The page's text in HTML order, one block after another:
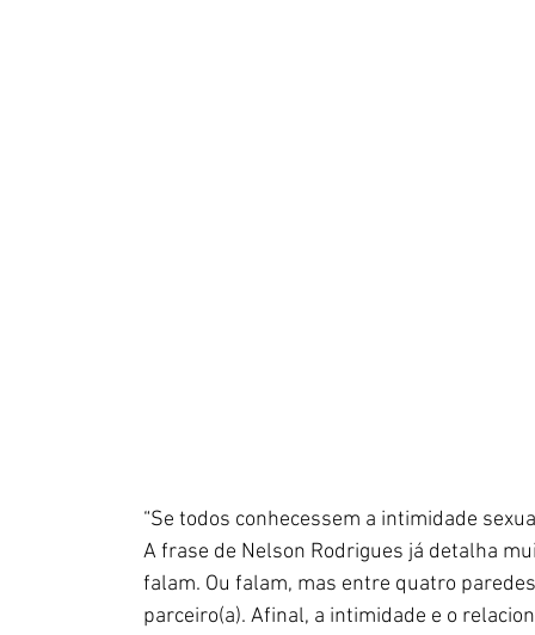
“Se todos conhecessem a intimidade
A frase de Nelson Rodrigues já detalha
falam. Ou falam, mas entre quatro
parceiro(a). Afinal, a intimidade e o